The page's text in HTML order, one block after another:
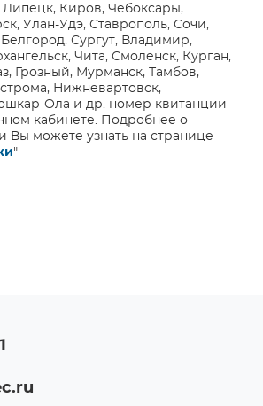
Липецк, Киров, Чебоксары,
Улан-Удэ, Ставрополь, Сочи,
Сургут, Владимир,
Чита, Смоленск, Курган,
Грозный, Мурманск, Тамбов,
Нижневартовск,
Ола и др. номер квитанции
кабинете. Подробнее о
Вы можете узнать на странице
"